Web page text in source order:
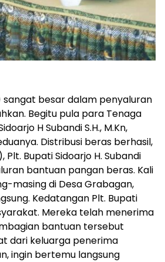
sangat besar dalam penyaluran
Begitu pula para Tenaga
H Subandi S.H., M.Kn,
Distribusi beras berhasil,
Bupati Sidoarjo H. Subandi
bantuan pangan beras. Kali
masing di Desa Grabagan,
Kedatangan Plt. Bupati
Mereka telah menerima
bantuan tersebut
dari keluarga penerima
ingin bertemu langsung